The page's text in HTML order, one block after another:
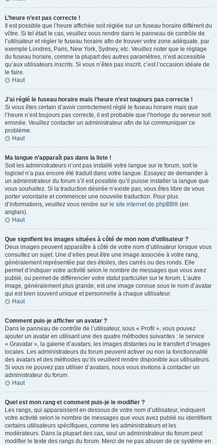
L’heure n’est pas correcte !
Il est possible que l’heure affichée soit réglée sur un fuseau horaire différent du
vôtre. Si tel était le cas, veuillez vous rendre dans le panneau de contrôle de
l’utilisateur et régler le fuseau horaire afin de trouver votre zone adéquate, par
exemple Londres, Paris, New York, Sydney, etc. Veuillez noter que le réglage
du fuseau horaire, comme la plupart des autres paramètres, n’est accessible
qu’aux utilisateurs inscrits. Si vous n’êtes pas inscrit, c’est l’occasion idéale de
le faire.
Haut
J’ai réglé le fuseau horaire mais l’heure n’est toujours pas correcte !
Si vous êtes certain d’avoir correctement réglé le fuseau horaire mais que
l’heure n’est toujours pas correcte, il est probable que l’horloge du serveur soit
erronée. Veuillez contacter un administrateur afin de lui communiquer ce
problème.
Haut
Ma langue n’apparaît pas dans la liste !
Soit les administrateurs n’ont pas installé votre langue sur le forum, soit le
logiciel n’a pas encore été traduit dans votre langue. Essayez de demander à
un administrateur du forum s’il est possible qu’il puisse installer la langue que
vous souhaitez. Si la traduction désirée n’existe pas, vous êtes libre de vous
porter volontaire et commencer une nouvelle traduction. Pour plus
d’informations, veuillez vous rendre sur le site internet de phpBB® (en
anglais).
Haut
Que signifient les images situées à côté de mon nom d’utilisateur ?
Deux images peuvent apparaître à côté de votre nom d’utilisateur lorsque vous
consultez un sujet. Une d’elles peut être une image associée à votre rang,
généralement représentée par des étoiles, des carrés ou des ronds. Elle
permet d’indiquer votre activité selon le nombre de messages que vous avez
publié, ou permet de différencier votre statut particulier sur le forum. L’autre
image, généralement plus grande, est une image connue sous le nom d’avatar
qui est bien souvent unique et personnelle à chaque utilisateur.
Haut
Comment puis-je afficher un avatar ?
Dans le panneau de contrôle de l’utilisateur, sous « Profil », vous pouvez
ajouter un avatar en utilisant une des quatre méthodes suivantes : le service
« Gravatar », la galerie d’avatars, les images distantes ou le transfert d’images
locales. Les administrateurs du forum peuvent activer ou non la fonctionnalité
des avatars et des méthodes qu’ils veuillent rendre disponible aux utilisateurs.
Si vous ne pouvez pas utiliser d’avatars, nous vous invitons à contacter un
administrateur du forum.
Haut
Quel est mon rang et comment puis-je le modifier ?
Les rangs, qui apparaissent en dessous de votre nom d’utilisateur, indiquent
votre activité selon le nombre de messages que vous avez publié ou identifient
certains utilisateurs spécifiques, comme les administrateurs et les
modérateurs. Dans la plupart des cas, seul un administrateur du forum peut
modifier le texte des rangs du forum. Merci de ne pas abuser de ce système en